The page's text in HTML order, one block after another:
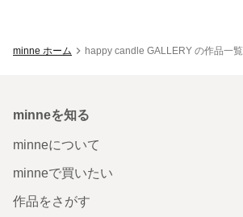
minne ホーム happy candle GALLERY の作品一覧
minneを知る
minneについて
minneで買いたい
作品をさがす